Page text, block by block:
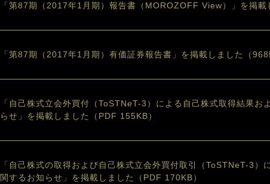
「第87期（2017年1月期）報告書（MOROZOFF View）」を掲
「第87期（2017年1月期）有価証券報告書」を掲載しました（
「自己株式立会外買付（ToSTNeT-3）による自己株式取得結果お
らせ」を掲載しました（PDF 155KB）
「自己株式の取得および自己株式立会外買付取引（ToSTNeT-3）
関するお知らせ」を掲載しました（PDF 170KB）